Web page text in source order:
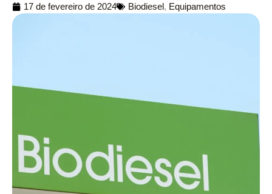
17 de fevereiro de 2024 Biodiesel, Equipamentos